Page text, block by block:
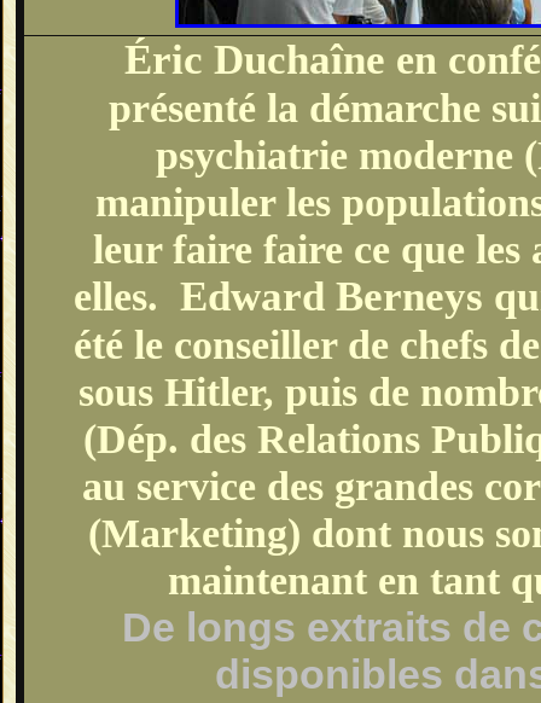
Éric Duchaîne en
présenté la démarche
psychiatrie moderne
manipuler les
leur faire faire ce que les
elles. Edward Berneys
été le conseiller de chefs
sous Hitler, puis de
(Dép. des Relations
au service des grandes
(Marketing) dont nous
maintenant en tant
De longs extraits de
disponibles